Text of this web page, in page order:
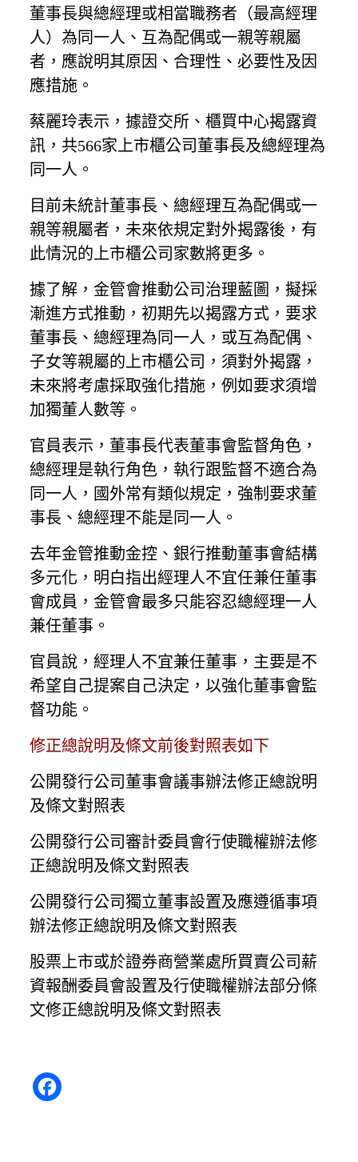
董事長與總經理或相當職務者（最高經理
人）為同一人、互為配偶或一親等親屬
者，應說明其原因、合理性、必要性及因
應措施。
蔡麗玲表示，據證交所、櫃買中心揭露資
訊，共566家上市櫃公司董事長及總經理為
同一人。
目前未統計董事長、總經理互為配偶或一
親等親屬者，未來依規定對外揭露後，有
此情況的上市櫃公司家數將更多。
據了解，金管會推動公司治理藍圖，擬採
漸進方式推動，初期先以揭露方式，要求
董事長、總經理為同一人，或互為配偶、
子女等親屬的上市櫃公司，須對外揭露，
未來將考慮採取強化措施，例如要求須增
加獨董人數等。
官員表示，董事長代表董事會監督角色，
總經理是執行角色，執行跟監督不適合為
同一人，國外常有類似規定，強制要求董
事長、總經理不能是同一人。
去年金管推動金控、銀行推動董事會結構
多元化，明白指出經理人不宜任兼任董事
會成員，金管會最多只能容忍總經理一人
兼任董事。
官員說，經理人不宜兼任董事，主要是不
希望自己提案自己決定，以強化董事會監
督功能。
修正總說明及條文前後對照表如下
公開發行公司董事會議事辦法修正總說明
及條文對照表
公開發行公司審計委員會行使職權辦法修
正總說明及條文對照表
公開發行公司獨立董事設置及應遵循事項
辦法修正總說明及條文對照表
股票上市或於證券商營業處所買賣公司薪
資報酬委員會設置及行使職權辦法部分條
文修正總說明及條文對照表
Facebook